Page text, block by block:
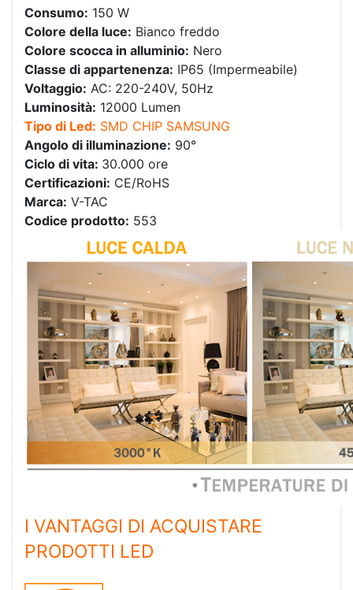
Consumo: 150 W
Colore della luce: Bianco freddo
Colore scocca in alluminio: Nero
Classe di appartenenza: IP65 (Impermeabile)
Voltaggio: AC: 220-240V, 50Hz
Luminosità: 12000 Lumen
Tipo di Led: SMD CHIP SAMSUNG
Angolo di illuminazione: 90°
Ciclo di vita: 30.000 ore
Certificazioni: CE/RoHS
Marca: V-TAC
Codice prodotto: 553
I VANTAGGI DI ACQUISTARE
PRODOTTI LED